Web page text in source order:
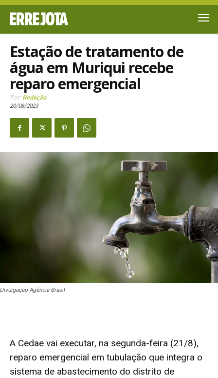
Estação de tratamento de
água em Muriqui recebe
reparo emergencial
Por Redação
20/08/2023
Divulgação Agência Brasil
A Cedae vai executar, na segunda-feira (21/8),
reparo emergencial em tubulação que integra o
sistema de abastecimento do distrito de